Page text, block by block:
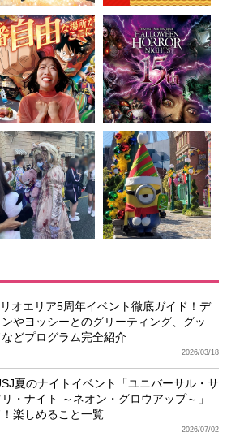
リオエリア5周年イベント徹底ガイド！デ
やヨッシーとのグリーティング、グッ
どプログラム完全紹介
2026/03/18
夏のナイトイベント「ユニバーサル・サ
・ナイト ～ネオン・グロウアップ～」
楽しめること一覧
2026/07/02